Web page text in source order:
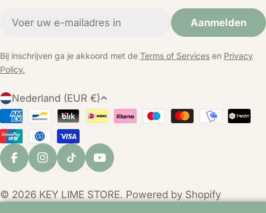
Aanmelden
Bij inschrijven ga je akkoord met de Terms of Services en Privacy
Policy.
L
a
n
d
/
e
g
Nederland (EUR €)
Betaalmethoden
FacebookInstagram
TikTokYouTube
© 2026 KEY LIME STORE. Powered by Shopify